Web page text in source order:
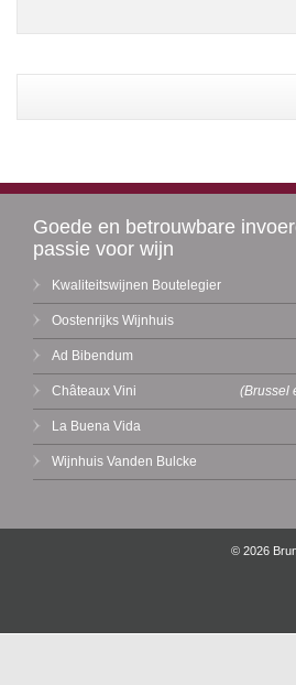
Goede en betrouwbare
passie voor wijn
Kwaliteitswijnen Boutelegier
Oostenrijks Wijnhuis
Ad Bibendum
Châteaux Vini (Brussel
La Buena Vida
Wijnhuis Vanden Bulcke
© 2026